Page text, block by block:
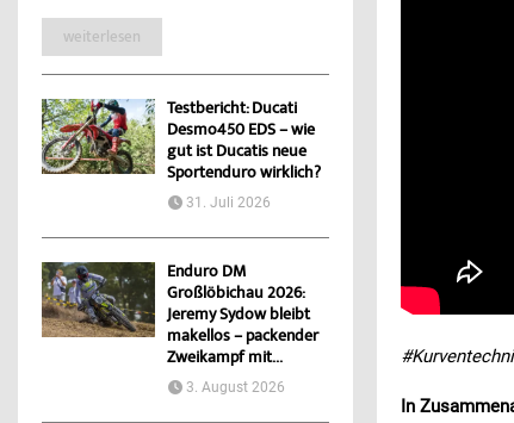
In
weiterlesen
Testbericht: Ducati
Desmo450 EDS – wie
gut ist Ducatis neue
Sportenduro wirklich?
31. Juli 2026
Enduro DM
Großlöbichau 2026:
Jeremy Sydow bleibt
makellos – packender
Zweikampf mit...
3. August 2026